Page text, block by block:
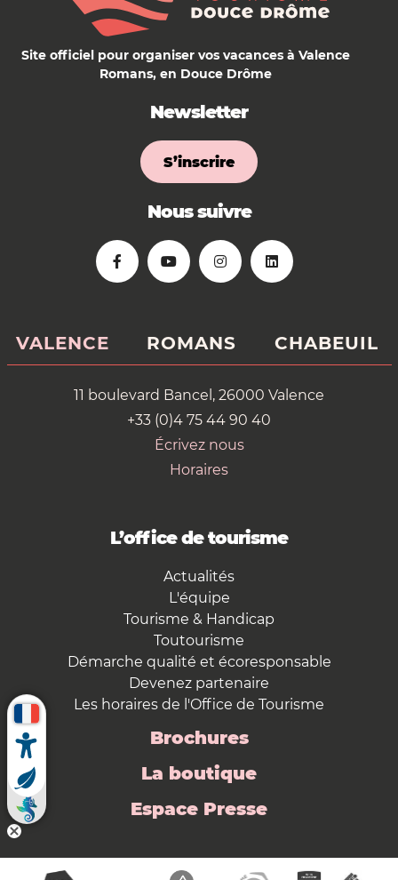
Site officiel pour organiser vos vacances à Valence
Romans, en Douce Drôme
Newsletter
S’inscrire
Nous suivre
VALENCE ROMANS CHABEUIL
11 boulevard Bancel, 26000 Valence
+33 (0)4 75 44 90 40
Écrivez nous
Horaires
L’office de tourisme
Actualités
L'équipe
Tourisme & Handicap
Toutourisme
Démarche qualité et écoresponsable
Devenez partenaire
Les horaires de l'Office de Tourisme
Brochures
La boutique
Espace Presse